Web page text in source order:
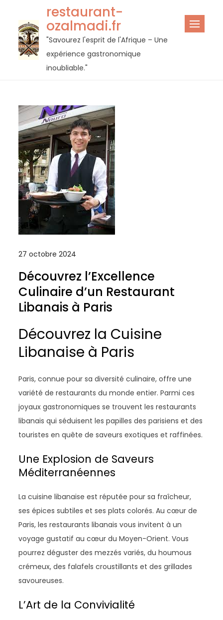
contenu
restaurant-
ozalmadi.fr
"Savourez l'esprit de l'Afrique – Une
expérience gastronomique
inoubliable."
27 octobre 2024
Découvrez l’Excellence
Culinaire d’un Restaurant
Libanais à Paris
Découvrez la Cuisine
Libanaise à Paris
Paris, connue pour sa diversité culinaire, offre une
variété de restaurants du monde entier. Parmi ces
joyaux gastronomiques se trouvent les restaurants
libanais qui séduisent les papilles des parisiens et des
touristes en quête de saveurs exotiques et raffinées.
Une Explosion de Saveurs
Méditerranéennes
La cuisine libanaise est réputée pour sa fraîcheur,
ses épices subtiles et ses plats colorés. Au cœur de
Paris, les restaurants libanais vous invitent à un
voyage gustatif au cœur du Moyen-Orient. Vous
pourrez déguster des mezzés variés, du houmous
crémeux, des falafels croustillants et des grillades
savoureuses.
L’Art de la Convivialité